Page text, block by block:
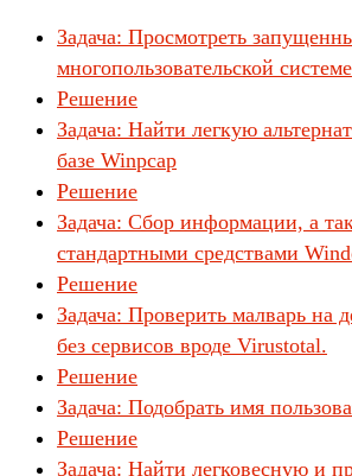
Задача: Просмотреть
многопользовательской системе
Решение
Задача: Найти легкую
базе Winpcap
Решение
Задача: Сбор информации, а
стандартными средствами
Решение
Задача: Проверить малварь на
без сервисов вроде Virustotal.
Решение
Задача: Подобрать имя
Решение
Задача: Найти легковесную и